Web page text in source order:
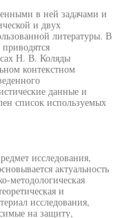
в ней задачами и
и двух
литературы. В
Н. В. Коляды
контекстном
данные и
список используемых
исследования,
актуальность
методологическая
и
исследования,
на защиту,